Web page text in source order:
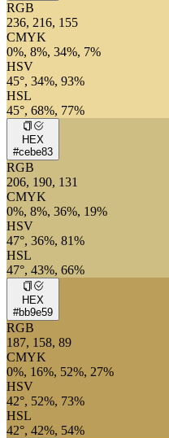
RGB
236, 216, 155
CMYK
0%, 8%, 34%, 7%
HSV
45°, 34%, 93%
HSL
45°, 68%, 77%
HEX
#cebe83
RGB
206, 190, 131
CMYK
0%, 8%, 36%, 19%
HSV
47°, 36%, 81%
HSL
47°, 43%, 66%
HEX
#bb9e59
RGB
187, 158, 89
CMYK
0%, 16%, 52%, 27%
HSV
42°, 52%, 73%
HSL
42°, 42%, 54%